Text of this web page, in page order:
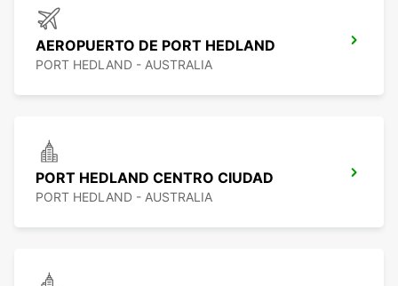
AEROPUERTO DE PORT HEDLAND
PORT HEDLAND - AUSTRALIA
PORT HEDLAND CENTRO CIUDAD
PORT HEDLAND - AUSTRALIA